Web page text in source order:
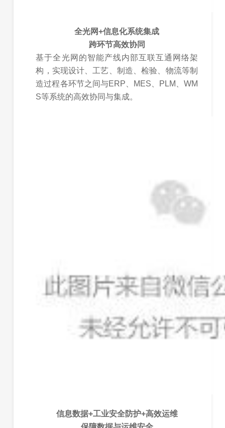
全光网+信息化系统集成
跨环节高效协同
基于全光网的智能产线内部互联互通网络架
构，实现设计、工艺、制造、检验、物流等制
造过程各环节之间与ERP、MES、PLM、WM
S等系统的高效协同与集成。
信息数据+工业安全防护+高效运维